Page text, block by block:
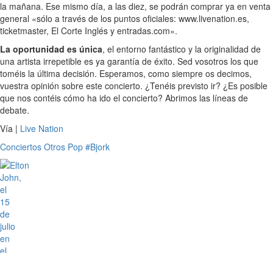
la mañana. Ese mismo día, a las diez, se podrán comprar ya en venta
general «sólo a través de los puntos oficiales: www.livenation.es,
ticketmaster, El Corte Inglés y entradas.com».
La oportunidad es única, el entorno fantástico y la originalidad de
una artista irrepetible es ya garantía de éxito. Sed vosotros los que
toméis la última decisión. Esperamos, como siempre os decimos,
vuestra opinión sobre este concierto. ¿Tenéis previsto ir? ¿Es posible
que nos contéis cómo ha ido el concierto? Abrimos las líneas de
debate.
Vía | Live Nation
Conciertos Otros Pop #Bjork